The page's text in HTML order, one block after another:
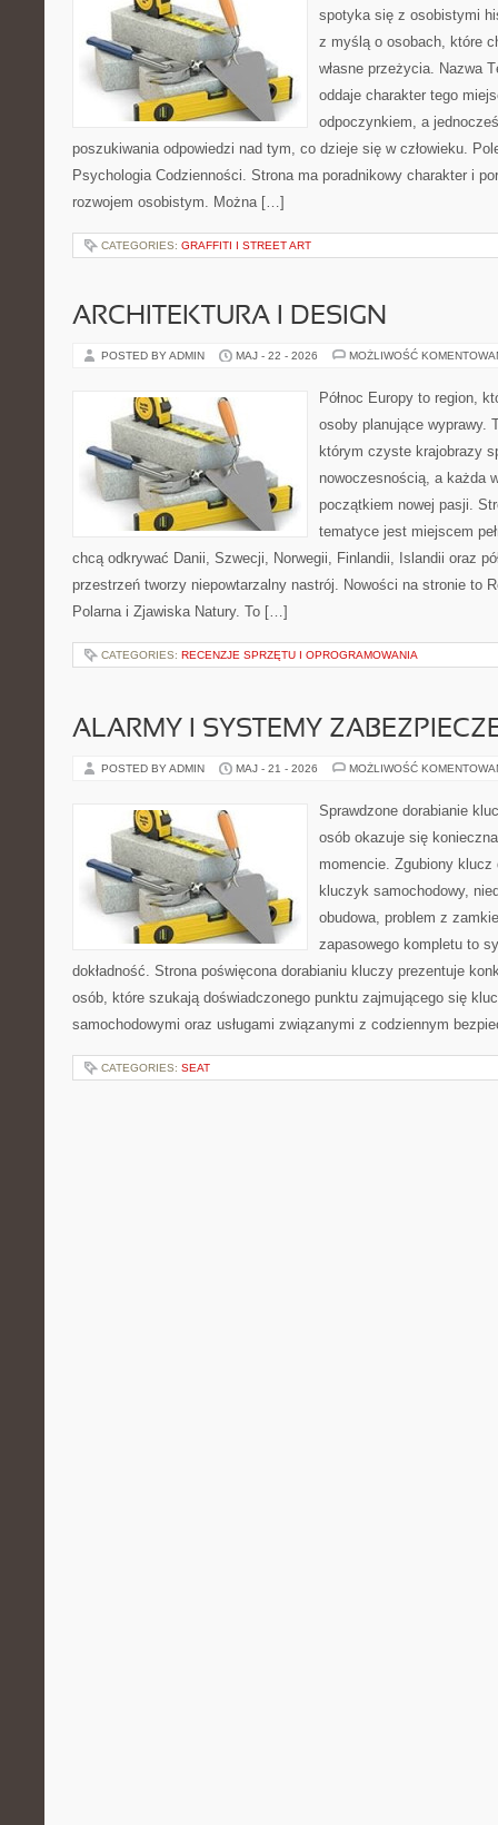
spotyka się z osobistymi
z myślą o osobach, które
własne przeżycia. Nazwa
oddaje charakter tego
odpoczynkiem, a
poszukiwania odpowiedzi nad tym, co dzieje się w człowieku.
Psychologia Codzienności. Strona ma poradnikowy charakter i
rozwojem osobistym. Można […]
CATEGORIES: GRAFFITI I STREET ART
ARCHITEKTURA I DESIGN
POSTED BY ADMIN MAJ - 22 - 2026 MOŻLIWOŚĆ
Północ Europy to region,
osoby planujące wyprawy.
którym czyste krajobrazy
nowoczesnością, a każda
początkiem nowej pasji.
tematyce jest miejscem
chcą odkrywać Danii, Szwecji, Norwegii, Finlandii, Islandii oraz
przestrzeń tworzy niepowtarzalny nastrój. Nowości na stronie to
Polarna i Zjawiska Natury. To […]
CATEGORIES: RECENZJE SPRZĘTU I OPROGRAMOWANIA
ALARMY I SYSTEMY
POSTED BY ADMIN MAJ - 21 - 2026 MOŻLIWOŚĆ
Sprawdzone dorabianie
osób okazuje się
momencie. Zgubiony
kluczyk samochodowy,
obudowa, problem z
zapasowego kompletu to
dokładność. Strona poświęcona dorabianiu kluczy prezentuje
osób, które szukają doświadczonego punktu zajmującego się
samochodowymi oraz usługami związanymi z codziennym
CATEGORIES: SEAT